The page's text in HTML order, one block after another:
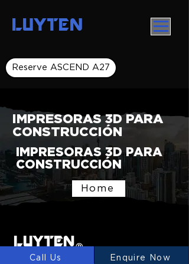
LUYTEN
Reserve ASCEND A27
IMPRESORAS 3D PARA
CONSTRUCCIÓN
IMPRESORAS 3D PARA
CONSTRUCCIÓN
Home
LUYTENⓇ
Call Us Enquire Now